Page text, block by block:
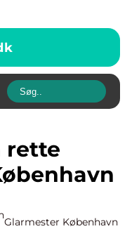
Glarmester København